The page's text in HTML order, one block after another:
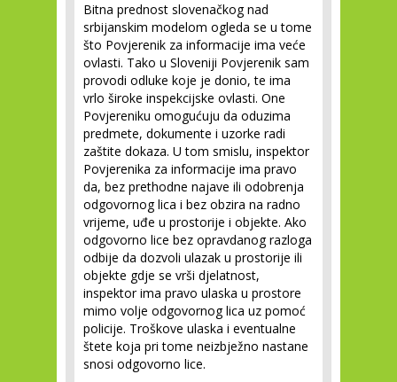
Bitna prednost slovenačkog nad
srbijanskim modelom ogleda se u tome
što Povjerenik za informacije ima veće
ovlasti. Tako u Sloveniji Povjerenik sam
provodi odluke koje je donio, te ima
vrlo široke inspekcijske ovlasti. One
Povjereniku omogućuju da oduzima
predmete, dokumente i uzorke radi
zaštite dokaza. U tom smislu, inspektor
Povjerenika za informacije ima pravo
da, bez prethodne najave ili odobrenja
odgovornog lica i bez obzira na radno
vrijeme, uđe u prostorije i objekte. Ako
odgovorno lice bez opravdanog razloga
odbije da dozvoli ulazak u prostorije ili
objekte gdje se vrši djelatnost,
inspektor ima pravo ulaska u prostore
mimo volje odgovornog lica uz pomoć
policije. Troškove ulaska i eventualne
štete koja pri tome neizbježno nastane
snosi odgovorno lice.